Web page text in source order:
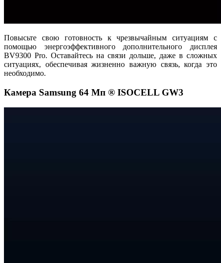
Повысьте свою готовность к чрезвычайным ситуациям с
помощью энергоэффективного дополнительного дисплея
BV9300 Pro. Оставайтесь на связи дольше, даже в сложных
ситуациях, обеспечивая жизненно важную связь, когда это
необходимо.
Камера Samsung 64 Мп ® ISOCELL GW3